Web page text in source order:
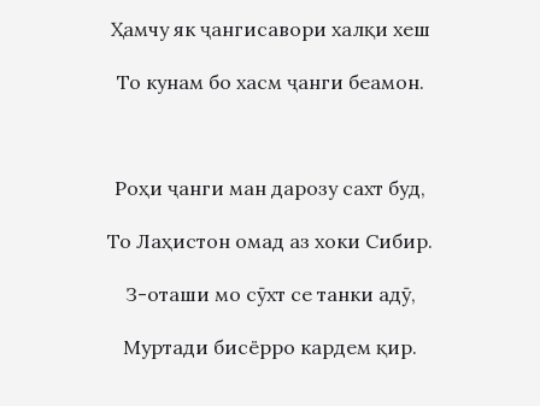
Ҳамчу як ҷангисавори халқи хеш
То кунам бо хасм ҷанги беамон.
Роҳи ҷанги ман дарозу сахт буд,
То Лаҳистон омад аз хоки Сибир.
З-оташи мо сӯхт се танки адӯ,
Муртади бисёрро кардем қир.